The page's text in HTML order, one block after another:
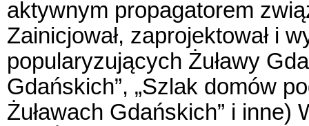
aktywnym propagatorem
Zainicjował, zaprojektował i
popularyzujących Żuławy
Gdańskich”, „Szlak domów
Żuławach Gdańskich” i inne)